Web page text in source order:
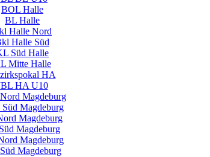
BOL Halle
BL Halle
Halle Nord
Halle Süd
Süd Halle
Mitte Halle
HA
HA U10
Magdeburg
Magdeburg
Magdeburg
Magdeburg
Magdeburg
Magdeburg